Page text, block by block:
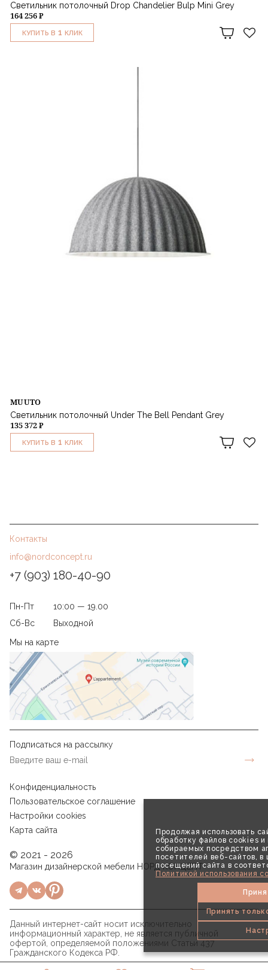
Продолжая использовать
обработку файлов cookies и
собираемых посредством
посетителей веб-сайтов, в
посещений сайта в
Политикой использования
Принять
Светильник потолочный Drop Chandelier Bulp Mini Grey
164 256 ₽
КУПИТЬ В 1 КЛИК
MUUTO
Светильник потолочный Under The Bell Pendant Grey
135 372 ₽
КУПИТЬ В 1 КЛИК
Контакты
info@nordconcept.ru
+7 (903) 180-40-90
Пн-Пт
10:00 — 19.00
Сб-Вс
Выходной
Мы на карте
Подписаться на рассылку
Конфиденциальность
Пользовательское соглашение
Настройки cookies
Карта сайта
© 2021 - 2026
Магазин дизайнерской мебели НОРД КОНЦЕПТ
Данный интернет-сайт носит исключительно
информационный характер, не является публичной
офертой, определяемой положениями Статьи 437
Гражданского Кодекса РФ.